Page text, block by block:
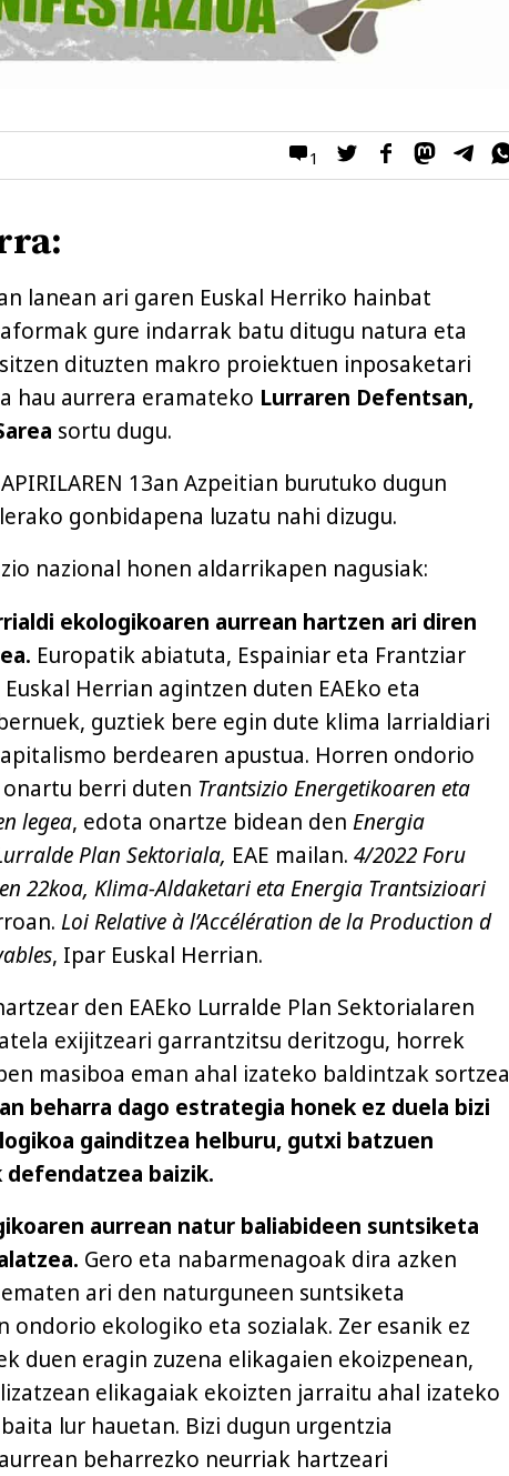
1
lanean ari garen Euskal Herriko hainbat
gure indarrak batu ditugu natura eta
dituzten makro proiektuen inposaketari
hau aurrera eramateko Lurraren Defentsan,
sortu dugu.
13an Azpeitian burutuko dugun
gonbidapena luzatu nahi dizugu.
nazional honen aldarrikapen nagusiak:
ekologikoaren aurrean hartzen ari diren
Europatik abiatuta, Espainiar eta Frantziar
Herrian agintzen duten EAEko eta
guztiek bere egin dute klima larrialdiari
berdearen apustua. Horren ondorio
berri duten Trantsizio Energetikoaren eta
legea, edota onartze bidean den Energia
Plan Sektoriala, EAE mailan. 4/2022 Foru
22koa, Klima-Aldaketari eta Energia Trantsizioari
Loi Relative à l’Accélération de la Production d
, Ipar Euskal Herrian.
den EAEko Lurralde Plan Sektorialaren
exijitzeari garrantzitsu deritzogu, horrek
masiboa eman ahal izateko baldintzak sortzea
beharra dago estrategia honek ez duela bizi
gainditzea helburu, gutxi batzuen
baizik.
aurrean natur baliabideen suntsiketa
Gero eta nabarmenagoak dira azken
ari den naturguneen suntsiketa
ondorio ekologiko eta sozialak. Zer esanik ez
duen eragin zuzena elikagaien ekoizpenean,
elikagaiak ekoizten jarraitu ahal izateko
lur hauetan. Bizi dugun urgentzia
beharrezko neurriak hartzeari